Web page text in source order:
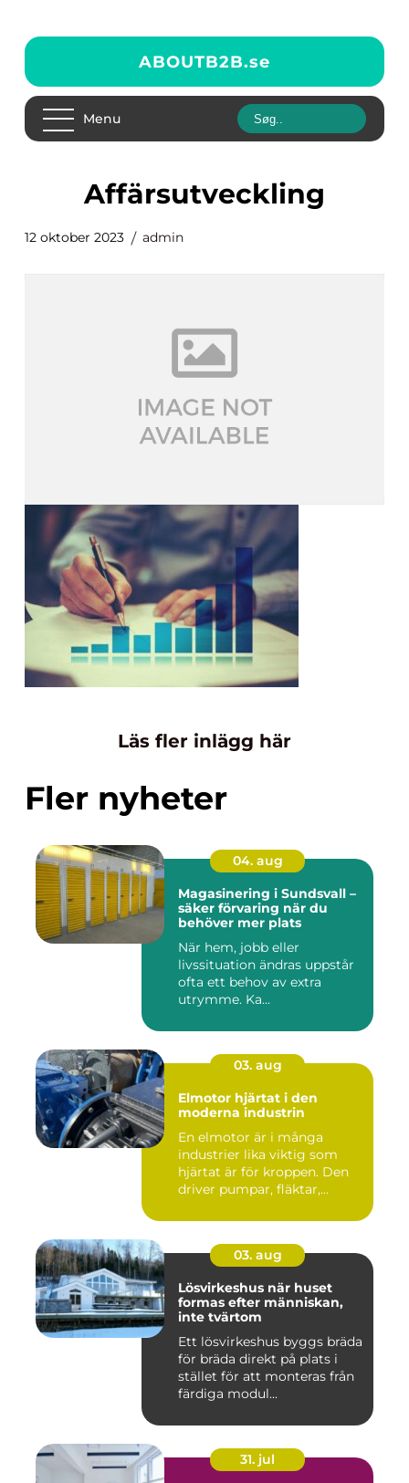
ABOUTB2B.se
Menu
affärsutveckling
12 oktober 2023 admin
Läs fler inlägg här
Fler nyheter
04. aug
Magasinering i Sundsvall –
säker förvaring när du
behöver mer plats
När hem, jobb eller
livssituation ändras uppstår
ofta ett behov av extra
utrymme. Ka...
03. aug
Elmotor hjärtat i den
moderna industrin
En elmotor är i många
industrier lika viktig som
hjärtat är för kroppen. Den
driver pumpar, fläktar,...
03. aug
Lösvirkeshus när huset
formas efter människan,
inte tvärtom
Ett lösvirkeshus byggs bräda
för bräda direkt på plats i
stället för att monteras från
färdiga modul...
31. jul